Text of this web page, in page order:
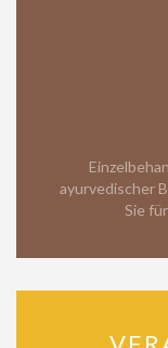
ayurvedischer
Sie